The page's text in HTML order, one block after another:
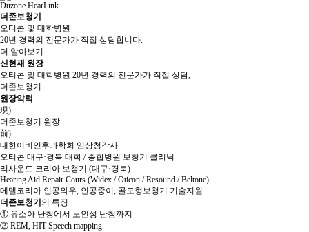
Duzone HearLink
더존보청기
오티콘 및 대학병원
20년 경력의 전문가가 직접 상담합니다.
더 알아보기
신현재 원장
오티콘 및 대학병원 20년 경력의 전문가가 직접 상담,
더존보청기
원장약력
現)
더존보청기 원장
前)
대한이비인후과학회 임상청각사
오티콘 대구·경북 대학 / 종합병원 보청기 클리닉
리사운드 코리아 보청기 (대구·경북)
Hearing Aid Repair Cours (Widex / Oticon / Resound / Beltone)
메델코리아 인공와우, 인공중이, 골도형보청기 기술지원
더존보청기 의 특징
① 유소아 난청에서 노인성 난청까지
② REM, HIT Speech mapping